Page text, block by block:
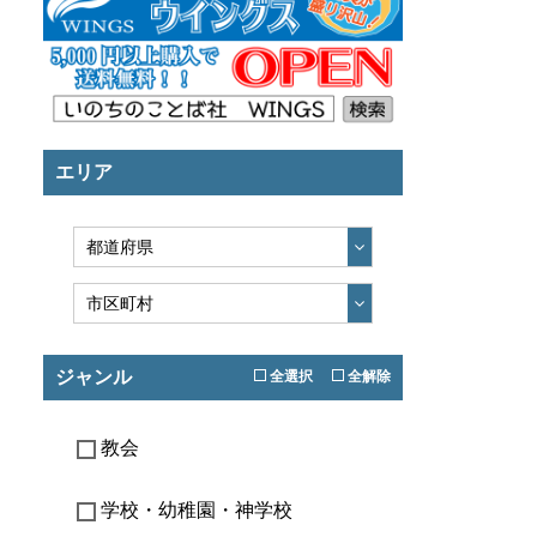
エリア
ジャンル 全選択 全解除
教会
学校・幼稚園・神学校